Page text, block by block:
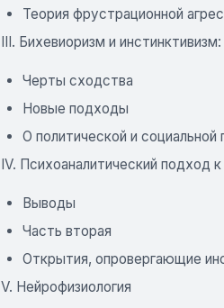
Теория фрустрационной
III. Бихевиоризм и
Черты сходства
Новые подходы
О политической и
IV. Психоаналитический подход
Выводы
Часть вторая
Открытия, опровергающие
V. Нейрофизиология